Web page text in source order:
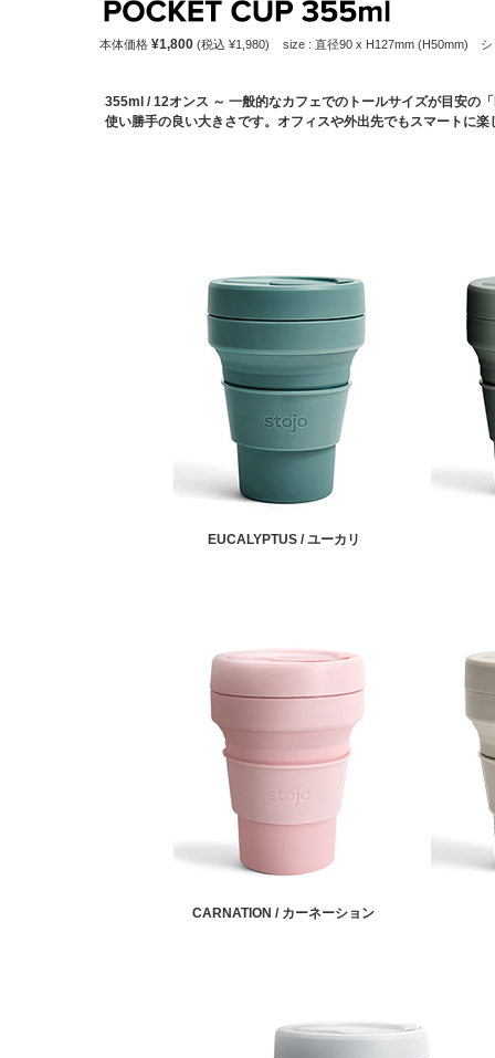
本体価格 ¥1,800 (税込 ¥1,980) size : 直径90 x H127mm (H50mm) シ
355ml / 12オンス ～ 一般的なカフェでのトールサイズが目安の
使い勝手の良い大きさです。オフィスや外出先でもスマートに
EUCALYPTUS / ユーカリ
CARNATION / カーネーション